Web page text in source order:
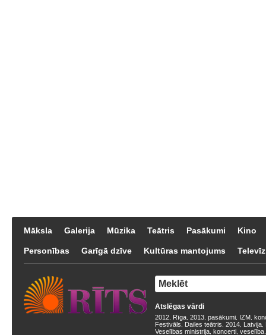
Māksla Galerija Mūzika Teātris Pasākumi Kino
Personības Garīgā dzīve Kultūras mantojums
Atslēgas vārdi
2012 Rīga 2013 pasākumi IZM
Festivāls
Dailes teātris 2014 Latvija
Veselības ministrija koncerti veselība